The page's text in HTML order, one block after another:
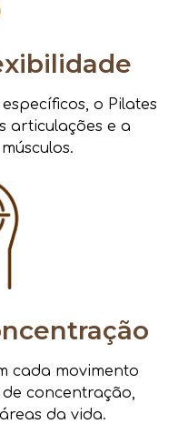
o Pilates
articulações e a
cada movimento
concentração,
da vida.